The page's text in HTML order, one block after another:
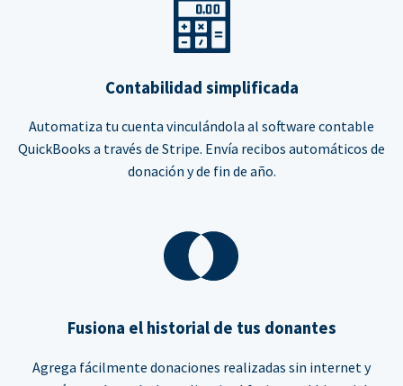
Contabilidad simplificada
Automatiza tu cuenta vinculándola al software contable
QuickBooks a través de Stripe. Envía recibos automáticos de
donación y de fin de año.
Fusiona el historial de tus donantes
Agrega fácilmente donaciones realizadas sin internet y